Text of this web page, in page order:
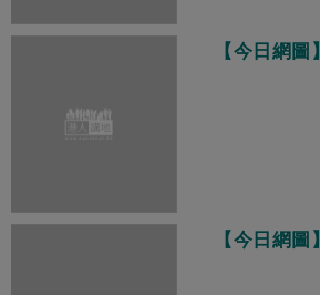
【今日網
【今日網